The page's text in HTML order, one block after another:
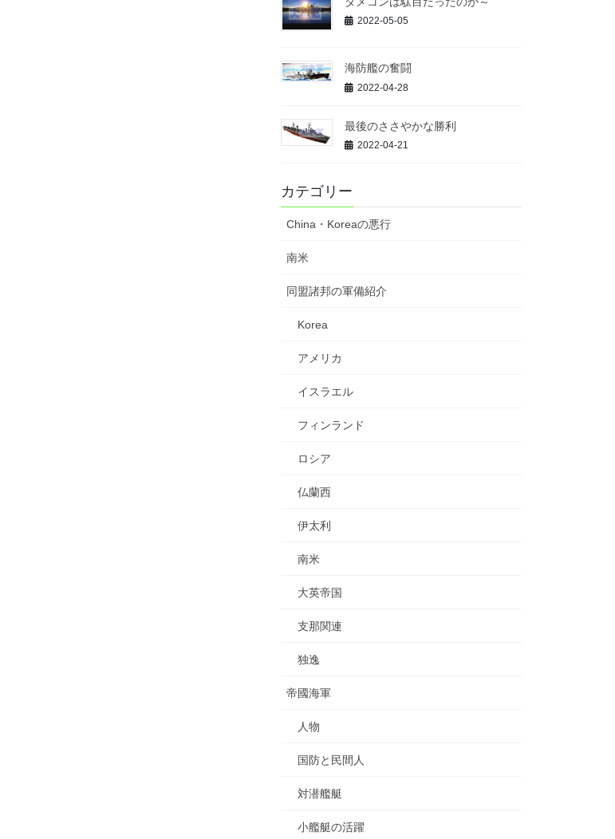
2022-05-05
海防艦の奮闘
2022-04-28
最後のささやかな勝利
2022-04-21
カテゴリー
China・Koreaの悪行
南米
同盟諸邦の軍備紹介
Korea
アメリカ
イスラエル
フィンランド
ロシア
仏蘭西
伊太利
南米
大英帝国
支那関連
独逸
帝國海軍
人物
国防と民間人
対潜艦艇
小艦艇の活躍